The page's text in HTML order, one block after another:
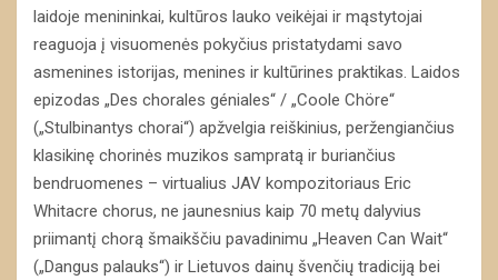
laidoje menininkai, kultūros lauko veikėjai ir mąstytojai
reaguoja į visuomenės pokyčius pristatydami savo
asmenines istorijas, menines ir kultūrines praktikas. Laidos
epizodas „Des chorales géniales“ / „Coole Chöre“
(„Stulbinantys chorai“) apžvelgia reiškinius, peržengiančius
klasikinę chorinės muzikos sampratą ir buriančius
bendruomenes – virtualius JAV kompozitoriaus Eric
Whitacre chorus, ne jaunesnius kaip 70 metų dalyvius
priimantį chorą šmaikščiu pavadinimu „Heaven Can Wait“
(„Dangus palauks“) ir Lietuvos dainų švenčių tradiciją bei